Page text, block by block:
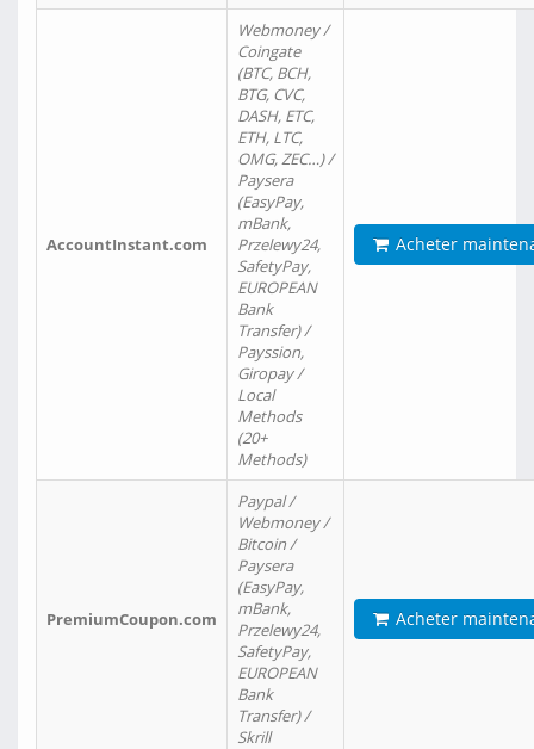
AccountInstant.com
Webmoney /
Coingate
(BTC, BCH,
BTG, CVC,
DASH, ETC,
ETH, LTC,
OMG, ZEC…) /
Paysera
(EasyPay,
mBank,
Przelewy24,
SafetyPay,
EUROPEAN
Bank
Transfer) /
Payssion,
Giropay /
Local
Methods
(20+
Methods)
Acheter
PremiumCoupon.com
Paypal /
Webmoney /
Bitcoin /
Paysera
(EasyPay,
mBank,
Przelewy24,
SafetyPay,
EUROPEAN
Bank
Transfer) /
Skrill
Acheter